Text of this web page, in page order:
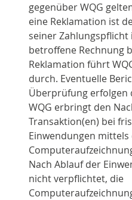
gegenüber WQG
eine Reklamation ist
seiner Zahlungspflicht
betroffene Rechnung
Reklamation führt
durch. Eventuelle
Überprüfung erfolgen
WQG erbringt den
Transaktion(en) bei
Einwendungen mittels
Nach Ablauf der
nicht verpflichtet, die